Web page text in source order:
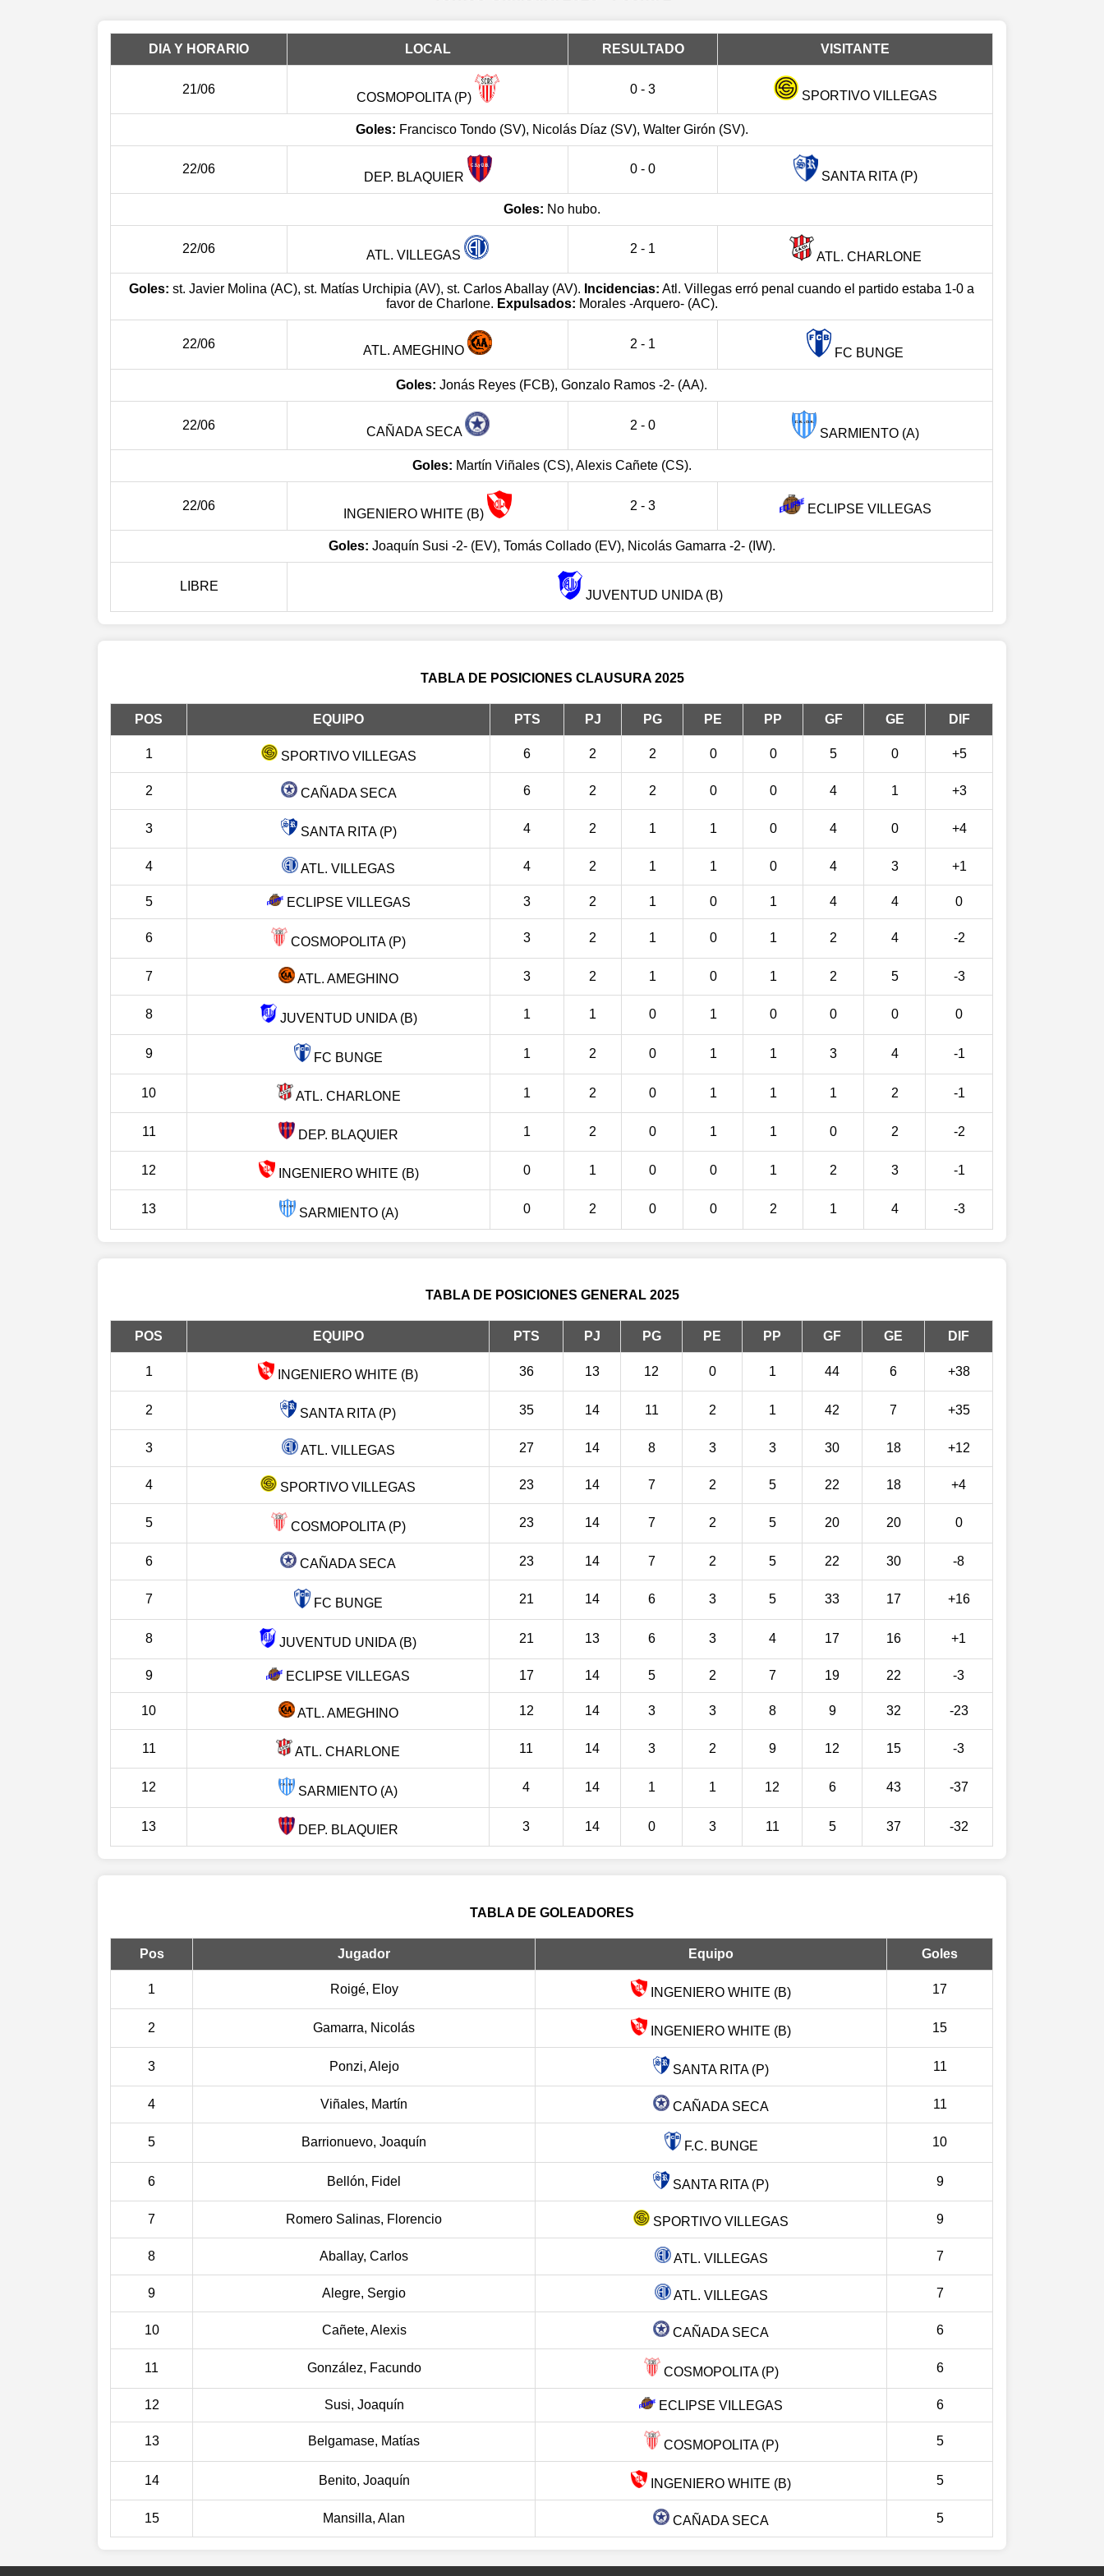
DIA Y HORARIO LOCAL RESULTADO VISITANTE
21/06
COSMOPOLITA (P)
0 - 3 SPORTIVO VILLEGAS
Goles: Francisco Tondo (SV), Nicolás Díaz (SV), Walter Girón (SV).
22/06
DEP. BLAQUIER
0 - 0
SANTA RITA (P)
Goles: No hubo.
22/06 ATL. VILLEGAS 2 - 1
ATL. CHARLONE
Goles: st. Javier Molina (AC), st. Matías Urchipia (AV), st. Carlos Aballay (AV). Incidencias: Atl. Villegas erró penal cuando el partido estaba 1-0 a
favor de Charlone. Expulsados: Morales -Arquero- (AC).
22/06 ATL. AMEGHINO 2 - 1
FC BUNGE
Goles: Jonás Reyes (FCB), Gonzalo Ramos -2- (AA).
22/06 CAÑADA SECA 2 - 0
SARMIENTO (A)
Goles: Martín Viñales (CS), Alexis Cañete (CS).
22/06
INGENIERO WHITE (B)
2 - 3 ECLIPSE VILLEGAS
Goles: Joaquín Susi -2- (EV), Tomás Collado (EV), Nicolás Gamarra -2- (IW).
LIBRE
JUVENTUD UNIDA (B)
TABLA DE POSICIONES CLAUSURA 2025
POS EQUIPO PTS PJ PG PE PP GF GE DIF
1 SPORTIVO VILLEGAS 6 2 2 0 0 5 0 +5
2 CAÑADA SECA 6 2 2 0 0 4 1 +3
3 SANTA RITA (P) 4 2 1 1 0 4 0 +4
4 ATL. VILLEGAS 4 2 1 1 0 4 3 +1
5 ECLIPSE VILLEGAS 3 2 1 0 1 4 4 0
6 COSMOPOLITA (P) 3 2 1 0 1 2 4 -2
7 ATL. AMEGHINO 3 2 1 0 1 2 5 -3
8 JUVENTUD UNIDA (B) 1 1 0 1 0 0 0 0
9 FC BUNGE 1 2 0 1 1 3 4 -1
10 ATL. CHARLONE 1 2 0 1 1 1 2 -1
11 DEP. BLAQUIER 1 2 0 1 1 0 2 -2
12 INGENIERO WHITE (B) 0 1 0 0 1 2 3 -1
13 SARMIENTO (A) 0 2 0 0 2 1 4 -3
TABLA DE POSICIONES GENERAL 2025
POS EQUIPO PTS PJ PG PE PP GF GE DIF
1 INGENIERO WHITE (B) 36 13 12 0 1 44 6 +38
2 SANTA RITA (P) 35 14 11 2 1 42 7 +35
3 ATL. VILLEGAS 27 14 8 3 3 30 18 +12
4 SPORTIVO VILLEGAS 23 14 7 2 5 22 18 +4
5 COSMOPOLITA (P) 23 14 7 2 5 20 20 0
6 CAÑADA SECA 23 14 7 2 5 22 30 -8
7 FC BUNGE 21 14 6 3 5 33 17 +16
8 JUVENTUD UNIDA (B) 21 13 6 3 4 17 16 +1
9 ECLIPSE VILLEGAS 17 14 5 2 7 19 22 -3
10 ATL. AMEGHINO 12 14 3 3 8 9 32 -23
11 ATL. CHARLONE 11 14 3 2 9 12 15 -3
12 SARMIENTO (A) 4 14 1 1 12 6 43 -37
13 DEP. BLAQUIER 3 14 0 3 11 5 37 -32
TABLA DE GOLEADORES
Pos Jugador Equipo Goles
1 Roigé, Eloy INGENIERO WHITE (B) 17
2 Gamarra, Nicolás INGENIERO WHITE (B) 15
3 Ponzi, Alejo SANTA RITA (P) 11
4 Viñales, Martín CAÑADA SECA 11
5 Barrionuevo, Joaquín F.C. BUNGE 10
6 Bellón, Fidel SANTA RITA (P) 9
7 Romero Salinas, Florencio SPORTIVO VILLEGAS 9
8 Aballay, Carlos ATL. VILLEGAS 7
9 Alegre, Sergio ATL. VILLEGAS 7
10 Cañete, Alexis CAÑADA SECA 6
11 González, Facundo COSMOPOLITA (P) 6
12 Susi, Joaquín ECLIPSE VILLEGAS 6
13 Belgamase, Matías COSMOPOLITA (P) 5
14 Benito, Joaquín INGENIERO WHITE (B) 5
15 Mansilla, Alan CAÑADA SECA 5